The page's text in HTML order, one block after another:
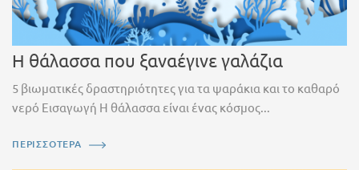
Η θάλασσα που ξαναέγινε γαλάζια
5 βιωματικές δραστηριότητες για τα ψαράκια και το καθαρό
νερό Εισαγωγή Η θάλασσα είναι ένας κόσμος...
ΠΕΡΙΣΣΟΤΕΡΑ